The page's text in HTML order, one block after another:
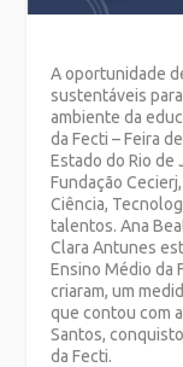
A oportunidade
sustentáveis
ambiente da
da Fecti – Feira
Estado do Rio de
Fundação
Ciência,
talentos. Ana
Clara Antunes
Ensino Médio da
criaram,um
que contou com
Santos,
da Fecti.